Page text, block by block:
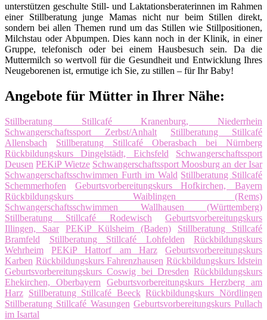
unterstützen geschulte Still- und Laktationsberaterinnen im Rahmen
einer Stillberatung junge Mamas nicht nur beim Stillen direkt,
sondern bei allen Themen rund um das Stillen wie Stillpositionen,
Milchstau oder Abpumpen. Dies kann noch in der Klinik, in einer
Gruppe, telefonisch oder bei einem Hausbesuch sein. Da die
Muttermilch so wertvoll für die Gesundheit und Entwicklung Ihres
Neugeborenen ist, ermutige ich Sie, zu stillen – für Ihr Baby!
Angebote für Mütter in Ihrer Nähe:
Stillberatung Stillcafé Kranenburg, Niederrhein
Schwangerschaftssport Zerbst/Anhalt
Stillberatung Stillcafé
Allensbach
Stillberatung Stillcafé Oberasbach bei Nürnberg
Rückbildungskurs Dingelstädt, Eichsfeld
Schwangerschaftssport
Deusen PEKiP Wietze Schwangerschaftssport Moosburg an der Isar
Schwangerschaftsschwimmen Furth im Wald Stillberatung Stillcafé
Schemmerhofen
Geburtsvorbereitungskurs Hofkirchen, Bayern
Rückbildungskurs Waiblingen (Rems)
Schwangerschaftsschwimmen Wallhausen (Württemberg)
Stillberatung Stillcafé Rodewisch
Geburtsvorbereitungskurs
Illingen, Saar
PEKiP Külsheim (Baden)
Stillberatung Stillcafé
Bramfeld
Stillberatung Stillcafé Lohfelden
Rückbildungskurs
Wehrheim
PEKiP Hattorf am Harz
Geburtsvorbereitungskurs
Karben Rückbildungskurs Fahrenzhausen Rückbildungskurs Idstein
Geburtsvorbereitungskurs Coswig bei Dresden Rückbildungskurs
Ehekirchen, Oberbayern
Geburtsvorbereitungskurs Herzberg am
Harz Stillberatung Stillcafé Beeck Rückbildungskurs Nördlingen
Stillberatung Stillcafé Wasungen Geburtsvorbereitungskurs Pullach
im Isartal